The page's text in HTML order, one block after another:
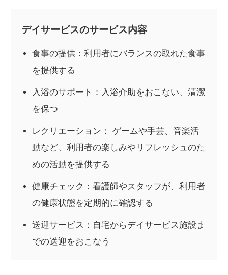
デイサービスのサービス内容
食事の提供：利用者にバランスの取れた食事
を提供する
入浴のサポート：入浴介助をおこない、清潔
を保つ
レクリエーション： ゲームや手芸、音楽活
動など、利用者の楽しみやリフレッシュのた
めの活動を提供する
健康チェック：看護師やスタッフが、利用者
の健康状態を定期的に確認する
送迎サービス：自宅からデイサービス施設ま
での送迎をおこなう